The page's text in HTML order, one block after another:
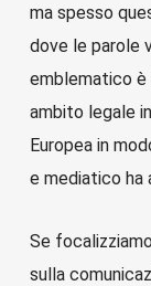
ma spesso
dove le parole
emblematico è
ambito legale
Europea in
e mediatico ha
Se
sulla